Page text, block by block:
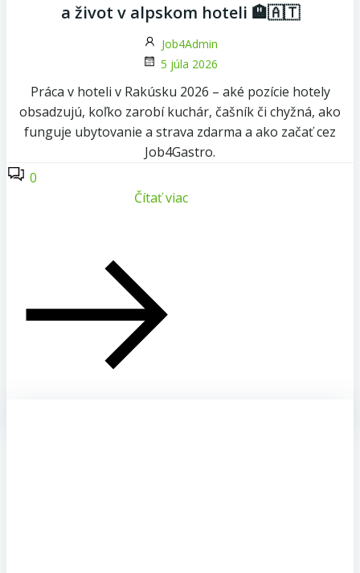
a život v alpskom hoteli 🏨🇦🇹
Job4Admin
5 júla 2026
Práca v hoteli v Rakúsku 2026 – aké pozície hotely
obsadzujú, koľko zarobí kuchár, čašník či chyžná, ako
funguje ubytovanie a strava zdarma a ako začať cez
Job4Gastro.
0
Čítať viac